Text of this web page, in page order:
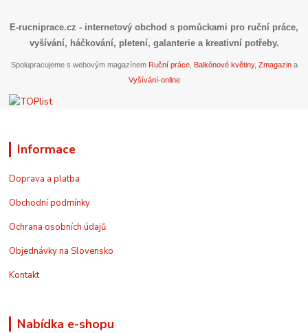
E-rucniprace.cz - internetový obchod s pomůckami pro ruční práce,
vyšívání, háčkování, pletení, galanterie a kreativní potřeby.
Spolupracujeme s webovým magazínem Ruční práce, Balkónové květiny, Zmagazina
Vyšívání-online
Informace
Doprava a platba
Obchodní podmínky
Ochrana osobních údajů
Objednávky na Slovensko
Kontakt
Nabídka e-shopu